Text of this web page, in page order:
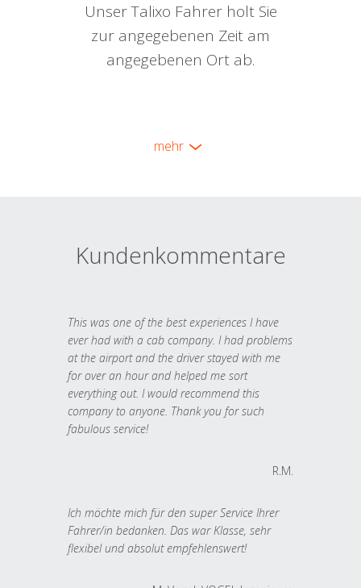
Unser Talixo Fahrer holt Sie
zur angegebenen Zeit am
angegebenen Ort ab.
mehr
Kundenkommentare
This was one of the best experiences I have
ever had with a cab company. I had problems
at the airport and the driver stayed with me
for over an hour and helped me sort
everything out. I would recommend this
company to anyone. Thank you for such
fabulous service!
R.M.
Ich möchte mich für den super Service Ihrer
Fahrer/in bedanken. Das war Klasse, sehr
flexibel und absolut empfehlenswert!